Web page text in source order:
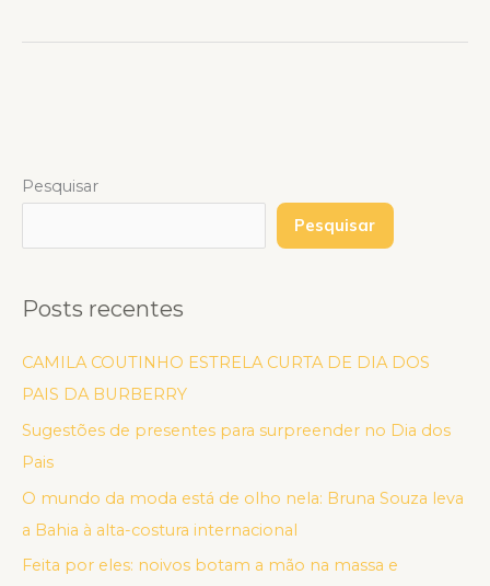
Pesquisar
Pesquisar
Posts recentes
CAMILA COUTINHO ESTRELA CURTA DE DIA DOS
PAIS DA BURBERRY
Sugestões de presentes para surpreender no Dia dos
Pais
O mundo da moda está de olho nela: Bruna Souza leva
a Bahia à alta-costura internacional
Feita por eles: noivos botam a mão na massa e